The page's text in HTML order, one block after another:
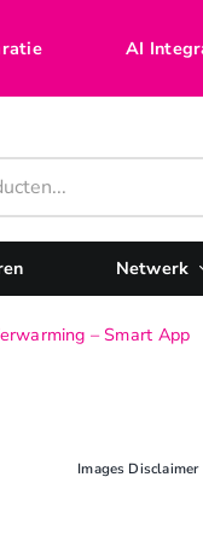
AI
Netwerk
– Smart App
Images Disclaimer